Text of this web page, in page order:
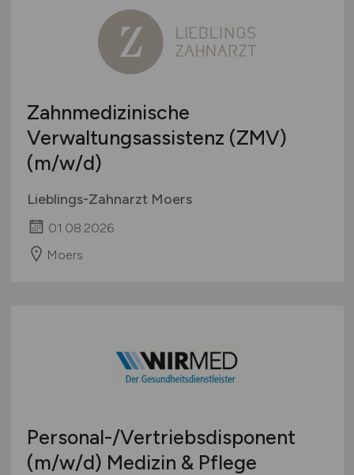
Zahnmedizinische
Verwaltungsassistenz (ZMV)
(m/w/d)
Lieblings-Zahnarzt Moers
01.08.2026
Moers
Personal-/Vertriebsdisponent
(m/w/d) Medizin & Pflege